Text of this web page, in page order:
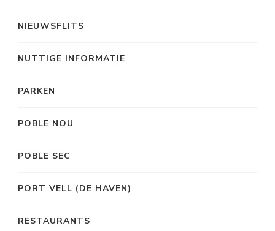
NIEUWSFLITS
NUTTIGE INFORMATIE
PARKEN
POBLE NOU
POBLE SEC
PORT VELL (DE HAVEN)
RESTAURANTS